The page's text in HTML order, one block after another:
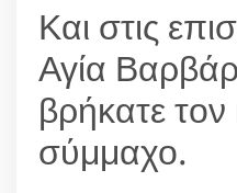
Και στις
Αγία
βρήκατε
σύμμαχο.